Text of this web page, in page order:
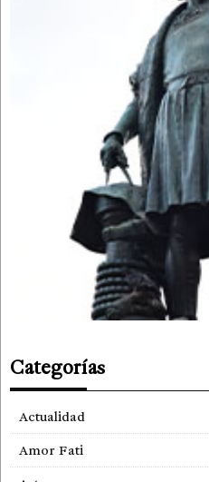
Categorías
Actualidad
Amor Fati